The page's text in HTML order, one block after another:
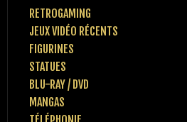
RETROGAMING
JEUX VIDÉO RÉCENTS
FIGURINES
STATUES
BLU-RAY / DVD
MANGAS